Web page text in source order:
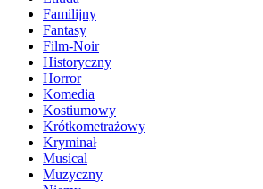
Familijny
Fantasy
Film-Noir
Historyczny
Horror
Komedia
Kostiumowy
Krótkometrażowy
Kryminał
Musical
Muzyczny